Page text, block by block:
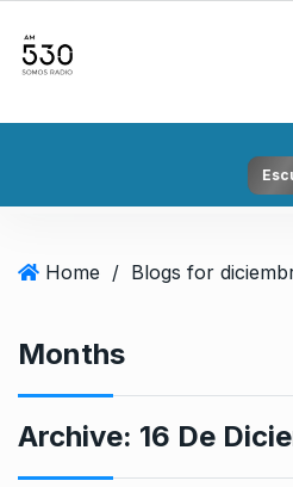
Home / Blogs for
Months
Archive: 16 De